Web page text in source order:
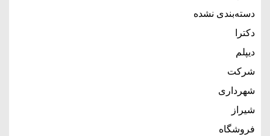
دسته‌بندی نشده
دکترا
دیپلم
شرکت
شهرداری
شیراز
فروشگاه